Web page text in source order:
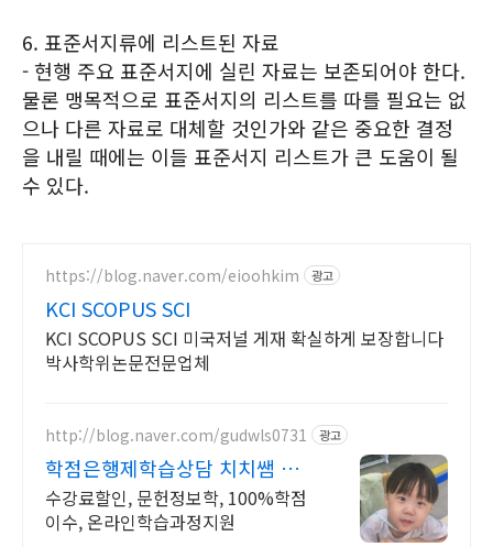
6. 표준서지류에 리스트된 자료
- 현행 주요 표준서지에 실린 자료는 보존되어야 한다.
물론 맹목적으로 표준서지의 리스트를 따를 필요는 없
으나 다른 자료로 대체할 것인가와 같은 중요한 결정
을 내릴 때에는 이들 표준서지 리스트가 큰 도움이 될
수 있다.
https://blog.naver.com/eioohkim 광고
KCI SCOPUS SCI
KCI SCOPUS SCI 미국저널 게재 확실하게 보장합니다
박사학위논문전문업체
http://blog.naver.com/gudwls0731 광고
학점은행제학습상담 치치쌤 저
녁, 주말 상담도 가능!
수강료할인, 문헌정보학, 100%학점
이수, 온라인학습과정지원